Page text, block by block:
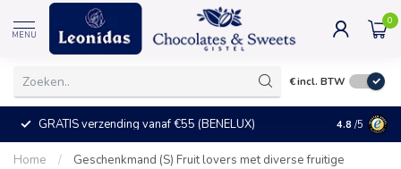
MENU
0
€incl. BTW
GRATIS verzending vanaf €55 (BENELUX) +25°C =
4.8 /5
Home /
Geschenkmand (S) Fruit lovers met diverse fruitige